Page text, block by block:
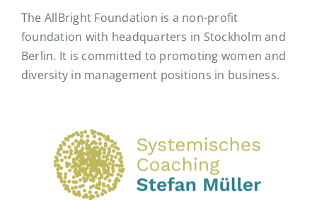
Contact
The AllBright Foundation is a non-profit
foundation with headquarters in Stockholm and
Berlin. It is committed to promoting women and
diversity in management positions in business.